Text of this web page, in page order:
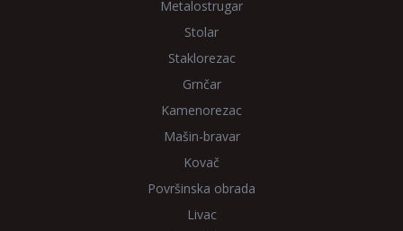
Metalostrugar
Stolar
Staklorezac
Grnčar
Kamenorezac
Mašin-bravar
Kovač
Površinska obrada
Livac